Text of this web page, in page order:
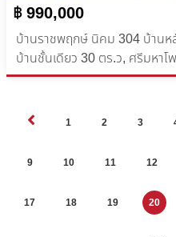
฿ 990,000
บ้านราชพฤกษ์ นิคม 304 บ้านห
บ้านชั้นเดียว ​30 ตร.ว, ศรีมหาโ
1 2 3
9 10 11 12
17 18 19 20